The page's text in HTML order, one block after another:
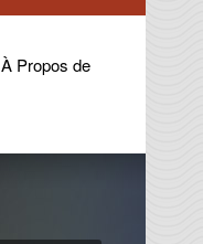
À Propos de